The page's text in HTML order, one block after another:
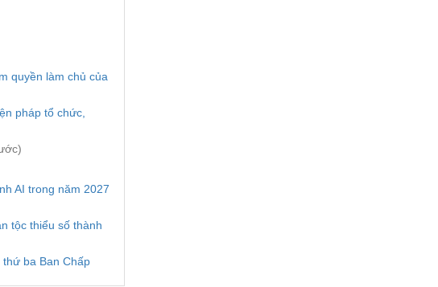
quyền làm chủ của
pháp tổ chức,
AI trong năm 2027
tộc thiểu số thành
ba Ban Chấp